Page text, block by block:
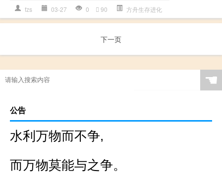
fzs 03-27 0 90 方舟生存进化
下一页
☚
公告
水利万物而不争,
而万物莫能与之争。